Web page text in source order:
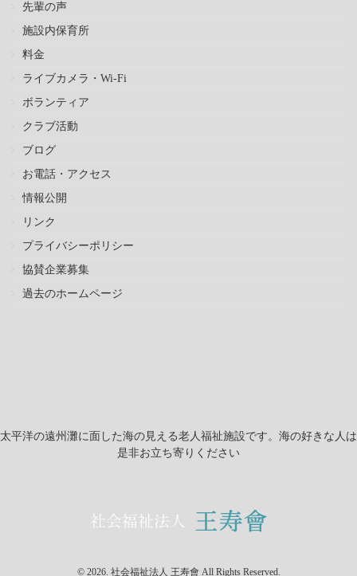
先輩の声
施設内保育所
料金
ライブカメラ・Wi-Fi
ボランティア
クラブ活動
ブログ
お電話・アクセス
情報公開
リンク
プライバシーポリシー
協賛企業募集
過去のホームページ
太平洋の遠州灘に面した海の見える老人福祉施設です。海の好きな人は
是非お立ち寄りください
© 2026. 社会福祉法人 王寿會 All Rights Reserved.